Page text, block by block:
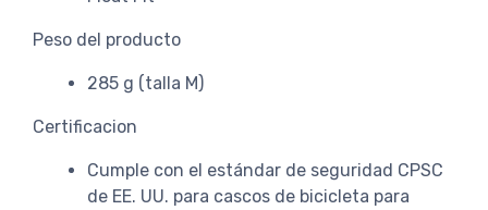
Peso del producto
285 g (talla M)
Certificacion
Cumple con el estándar de seguridad CPSC
de EE. UU. para cascos de bicicleta para